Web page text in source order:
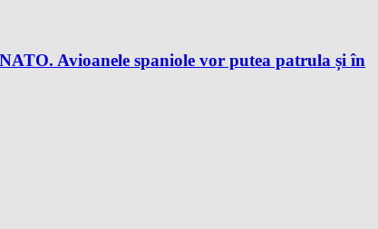
Avioanele spaniole vor putea patrula și în